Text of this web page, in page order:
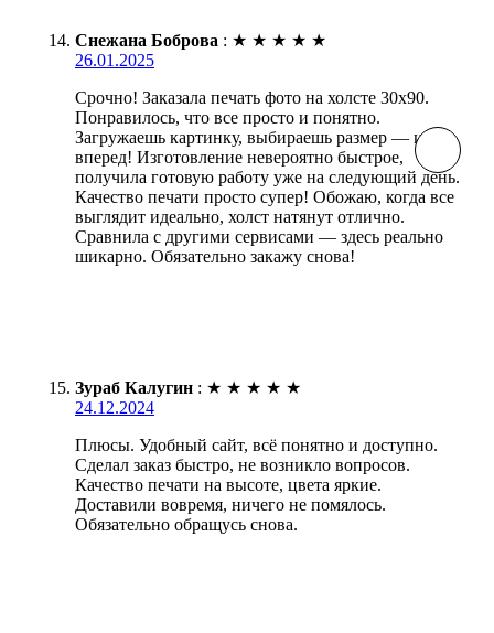
Снежана Боброва : ★ ★ ★ ★ ★
26.01.2025
Срочно! Заказала печать фото на холсте 30х90.
Понравилось, что все просто и понятно.
Загружаешь картинку, выбираешь размер — и
вперед! Изготовление невероятно быстрое,
получила готовую работу уже на следующий день.
Качество печати просто супер! Обожаю, когда все
выглядит идеально, холст натянут отлично.
Сравнила с другими сервисами — здесь реально
шикарно. Обязательно закажу снова!
Зураб Калугин : ★ ★ ★ ★ ★
24.12.2024
Плюсы. Удобный сайт, всё понятно и доступно.
Сделал заказ быстро, не возникло вопросов.
Качество печати на высоте, цвета яркие.
Доставили вовремя, ничего не помялось.
Обязательно обращусь снова.